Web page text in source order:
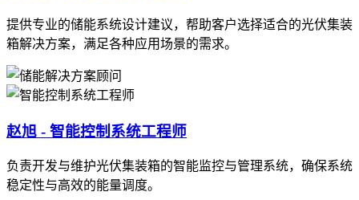
提供专业的储能系统设计建议，帮助客户选择适合的光伏集装
箱解决方案，满足各种应用场景的需求。
赵旭 - 智能控制系统工程师
负责开发与维护光伏集装箱的智能监控与管理系统，确保系统
稳定性与高效的能量调度。